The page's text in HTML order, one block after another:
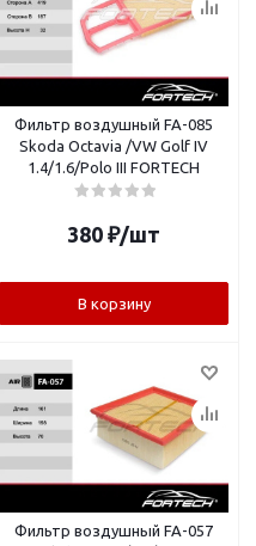
Фильтр воздушный FA-085
Skoda Octavia /VW Golf IV
1.4/1.6/Polo III FORTECH
380 ₽/шт
В корзину
Фильтр воздушный FA-057